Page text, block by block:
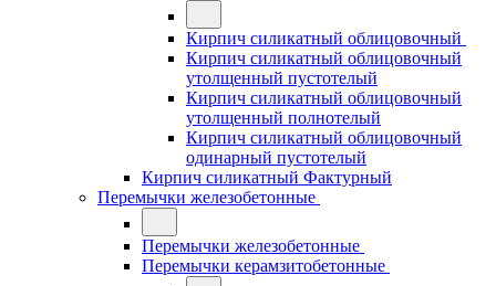
Кирпич силикатный облицовочный
Кирпич силикатный облицовочный
утолщенный пустотелый
Кирпич силикатный облицовочный
утолщенный полнотелый
Кирпич силикатный облицовочный
одинарный пустотелый
Кирпич силикатный Фактурный
Перемычки железобетонные
Перемычки железобетонные
Перемычки керамзитобетонные